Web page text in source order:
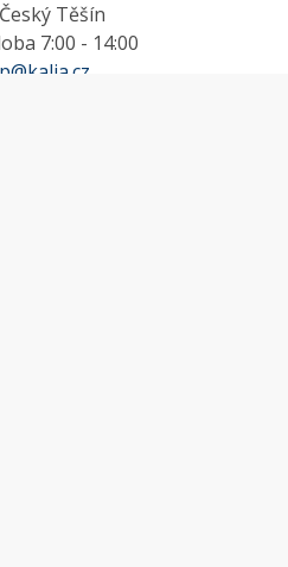
Těšín
7:00 - 14:00